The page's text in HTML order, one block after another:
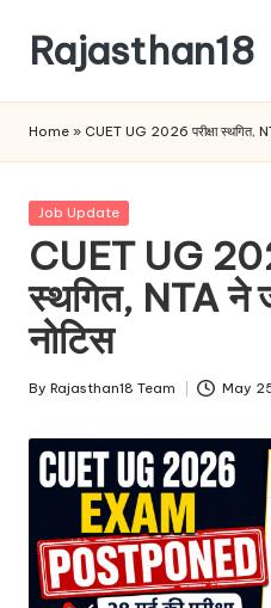
content
Rajasthan18
is
most
watched
and
most
credible
news
in
India.
Home » CUET UG 2026 परीक्षा स्थगित,
Posted
Job Update
CUET UG
स्थगित, NTA ने
नोटिस
Posted
By Rajasthan18 Team May